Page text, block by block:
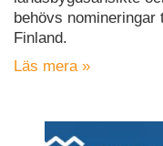
behövs
Finland.
Läs mera »